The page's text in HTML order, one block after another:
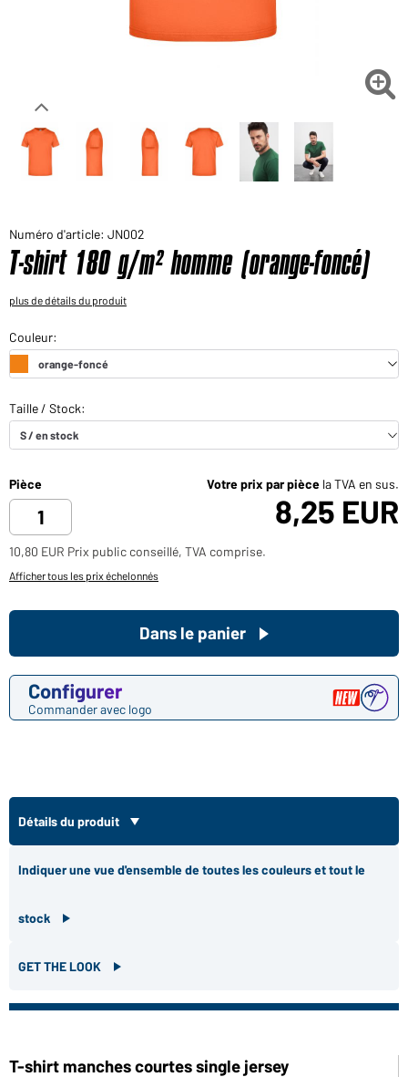
Voudriez-vous acheter des produits pour votre besoin

Numéro d'article: JN002
T-shirt 180 g/m² homme (orange-foncé)
plus de détails du produit
Pièce Votre prix par pièce la TVA en sus.
8,25 EUR
10,80 EUR Prix public conseillé, TVA comprise.
Afficher tous les prix échelonnés
Configurer
Commander avec logo
Dans le panier
Détails du produit
Indiquer une vue d'ensemble de toutes les couleurs et tout le
stock
GET THE LOOK
T-shirt manches courtes single jersey